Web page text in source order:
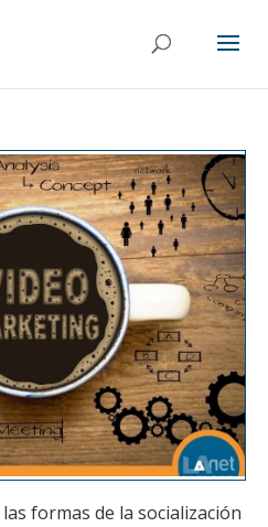
formas de la socialización